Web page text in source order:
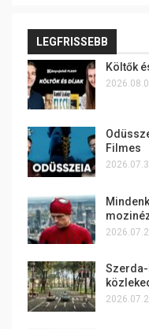
LEGFRISSEBB
Költők
Filmes